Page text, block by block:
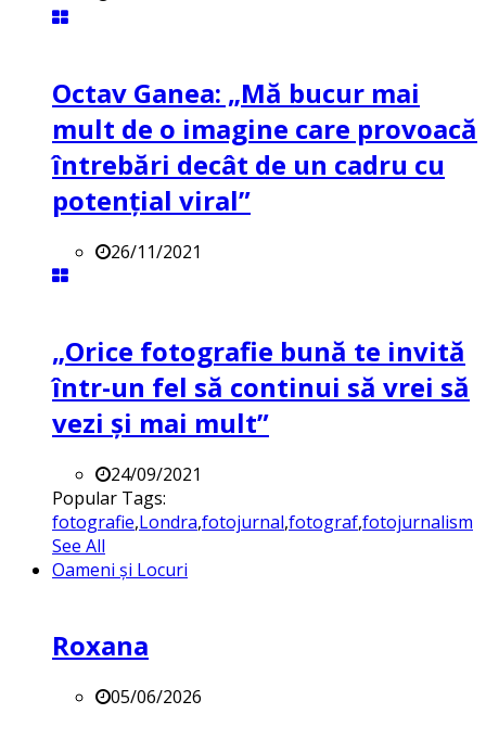
Octav Ganea: „Mă bucur mai
mult de o imagine care provoacă
întrebări decât de un cadru cu
potenţial viral”
26/11/2021
„Orice fotografie bună te invită
într-un fel să continui să vrei să
vezi și mai mult”
24/09/2021
Popular Tags:
fotografie,Londra,fotojurnal,fotograf,fotojurnalism
See All
Oameni și Locuri
Roxana
05/06/2026